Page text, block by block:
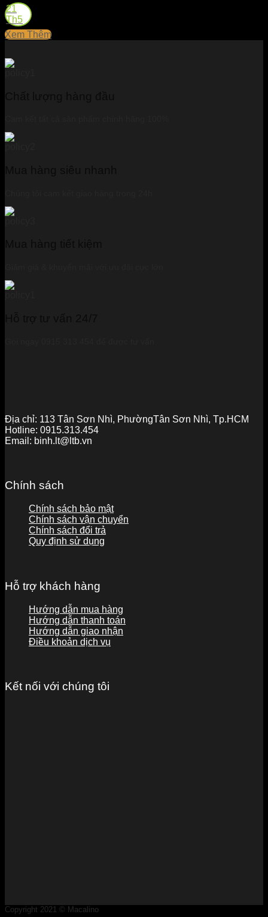
21
Th5
Xem Thêm
Địa chỉ: 113 Tân Sơn Nhì, PhườngTân Sơn Nhì, Tp.HCM
Hotline: 0915.313.454
Email: binh.lt@ltb.vn
Chính sách
Chính sách bảo mật
Chính sách vận chuyển
Chính sách đổi trả
Quy định sử dụng
Hỗ trợ khách hàng
Hướng dẫn mua hàng
Hướng dẫn thanh toán
Hướng dẫn giao nhận
Điều khoản dịch vụ
Kết nối với chúng tôi
Copyright 2021 © Macalino